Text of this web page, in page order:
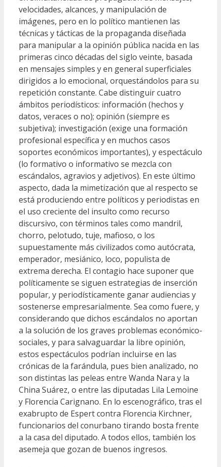
velocidades, alcances, y manipulación de
imágenes, pero en lo político mantienen las
técnicas y tácticas de la propaganda diseñada
para manipular a la opinión pública nacida en las
primeras cinco décadas del siglo veinte, basada
en mensajes simples y en general superficiales
dirigidos a lo emocional, orquestándolos para su
repetición constante. Cabe distinguir cuatro
ámbitos periodísticos: información (hechos y
datos, veraces o no); opinión (siempre es
subjetiva); investigación (exige una formación
profesional específica y en muchos casos
soportes económicos importantes), y espectáculo
(lo formativo o informativo se mezcla con
escándalos, agravios y adjetivos). En este último
aspecto, dada la mimetización que al respecto se
está produciendo entre políticos y periodistas en
el uso creciente del insulto como recurso
discursivo, con términos tales como mandril,
chorro, pelotudo, tuje, mafioso, o los
supuestamente más civilizados como autócrata,
emperador, mesiánico, loco, populista de
extrema derecha. El contagio hace suponer que
políticamente se siguen estrategias de inserción
popular, y periodísticamente ganar audiencias y
sostenerse empresarialmente. Sea como fuere, y
considerando que dichos escándalos no aportan
a la solución de los graves problemas económico-
sociales, y para salvaguardar la libre opinión,
estos espectáculos podrían incluirse en las
crónicas de la farándula, pues bien analizado, no
son distintas las peleas entre Wanda Nara y la
China Suárez, o entre las diputadas Lila Lemoine
y Florencia Carignano. En lo escenográfico, tras el
exabrupto de Espert contra Florencia Kirchner,
funcionarios del conurbano tirando bosta frente
a la casa del diputado. A todos ellos, también los
asemeja que gozan de buenos ingresos.